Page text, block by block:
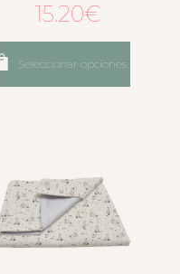
15.20€
Seleccionar opciones